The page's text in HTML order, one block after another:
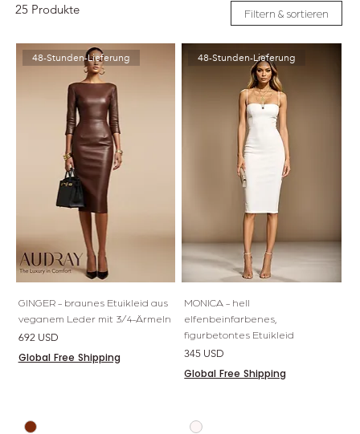
25 Produkte Filtern & sortieren
48-Stunden-Lieferung
GINGER - braunes Etuikleid aus
veganem Leder mit 3/4-Ärmeln
Preis
692 USD
Global Free Shipping
48-Stunden-Lieferung
MONICA - hell
elfenbeinfarbenes,
figurbetontes Etuikleid
Preis
345 USD
Global Free Shipping